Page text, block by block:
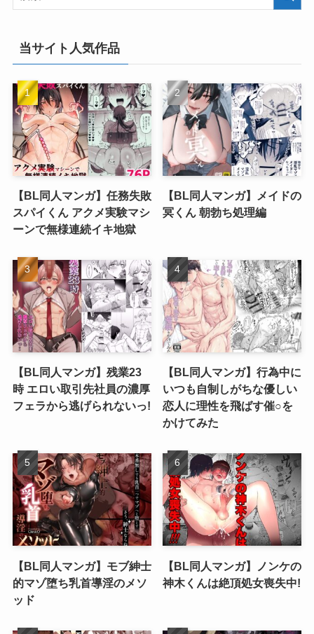
当サイト人気作品
【BL同人マンガ】任務失敗
スパイくん アクメ実験マシ
ーンで無様連続イキ地獄
【BL同人マンガ】メイドの
冥くん 朝勃ち処理編
【BL同人マンガ】残業23
時 エロい取引先社員の濃厚
フェラから逃げられないっ!
【BL同人マンガ】行為中に
いつも自制しがちな優しい
恋人に理性を飛ばす催○を
かけてみた
【BL同人マンガ】モブ紳士
的マゾ堕ち乳首導淫のメソ
ッド
【BL同人マンガ】ノンケの
神木くんは絶頂処女喪失中!